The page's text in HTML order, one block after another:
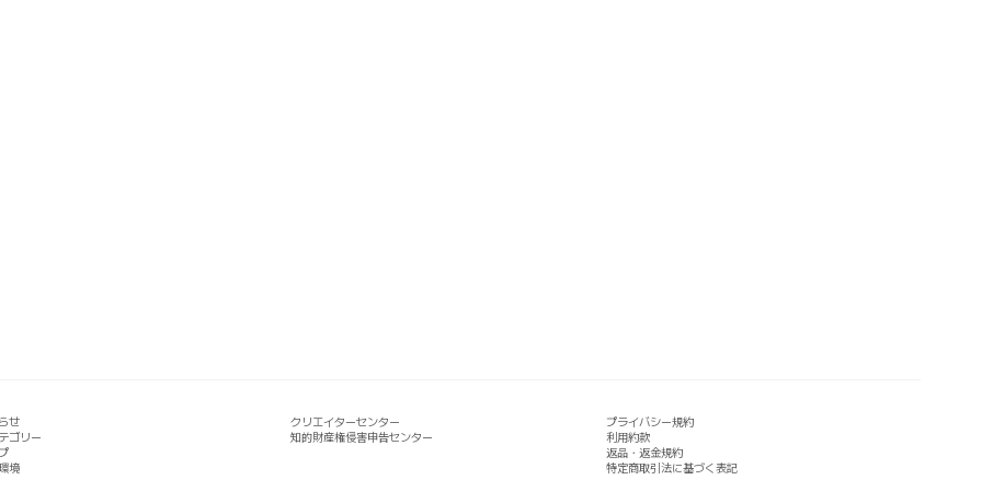
せ
ゴリー
境
クリエイターセンター
知的財産権侵害申告センター
プライバシー規約
利用約款
返品・返金規約
特定商取引法に基づく表記